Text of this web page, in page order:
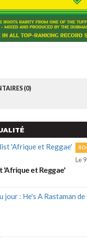
(0)
Le
'Afrique et Reggae'